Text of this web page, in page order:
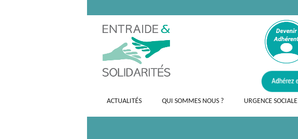
ACTUALITÉS QUI SOMMES NOUS ? URGENCE SOCIALE